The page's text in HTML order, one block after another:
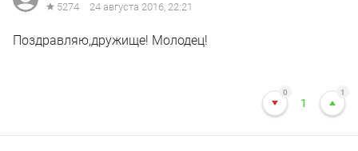
5274 24 августа 2016, 22:21
Поздравляю,дружище! Молодец!
0
1
1